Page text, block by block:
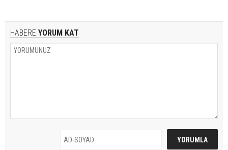
HABERE YORUM KAT